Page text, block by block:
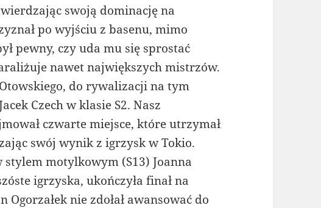
swoją dominację na
po wyjściu z basenu, mimo
pewny, czy uda mu się sprostać
nawet największych mistrzów.
do rywalizacji na tym
Czech w klasie S2. Nasz
czwarte miejsce, które utrzymał
swój wynik z igrzysk w Tokio.
motylkowym (S13) Joanna
igrzyska, ukończyła finał na
nie zdołał awansować do